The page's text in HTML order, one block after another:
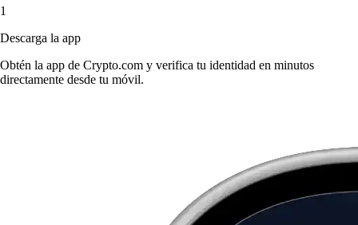
1
Descarga la app
Obtén la app de Crypto.com y verifica tu identidad en minutos
directamente desde tu móvil.